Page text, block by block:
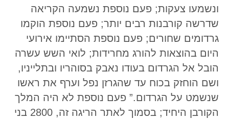
ונשמעו צעקות; פעם נוספת נשמעה הקריאה
שדרשה קורבנות רבים יותר; פעם נוספת הוקמו
גרדומים שחורים; פעם נוספת הסתיימו אירועי
היום בהוצאות להורג מחרידות; לואי השש עשרה
הובל אל הגרדום בעודו נאבק בסוהריו ובתלייניו,
ושם הוחזק בכוח עד שהגרזן נפל וערף את ראשו
שנשמט על הגרדום.” פעם נוספת לא היה המלך
הקורבן היחיד; בסמוך לאתר הריגה זה, 2800 בני